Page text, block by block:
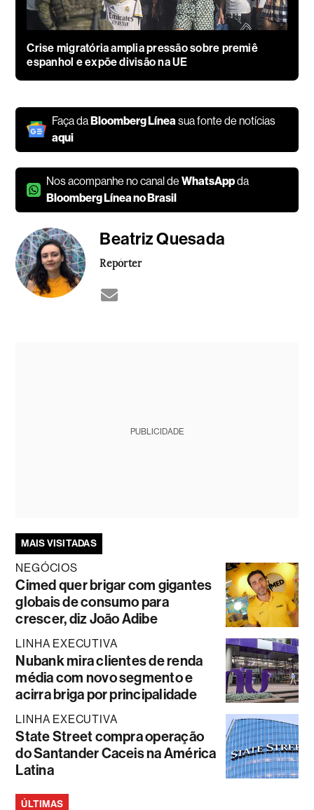
Crise migratória amplia pressão sobre premiê
espanhol e expõe divisão na UE
Faça daBloomberg Línea sua fonte de notícias
aqui
Nos acompanhe no canal deWhatsAppda
Bloomberg Línea no Brasil
Beatriz Quesada
Repórter
PUBLICIDADE
MAIS VISITADAS
NEGÓCIOS
Cimed quer brigar com gigantes
globais de consumo para
crescer, diz João Adibe
LINHA EXECUTIVA
Nubank mira clientes de renda
média com novo segmento e
acirra briga por principalidade
LINHA EXECUTIVA
State Street compra operação
do Santander Caceis na América
Latina
ÚLTIMAS